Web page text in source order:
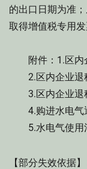
的出口日期为准
取得增值税专用发
附件：1.区内
2.区内企业退
3.区内企业退
4.购进水电气
5.水电气使用
【部分失效依据